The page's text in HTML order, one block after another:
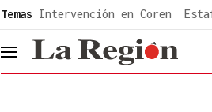
Temas Intervención en Coren
header.menu.open